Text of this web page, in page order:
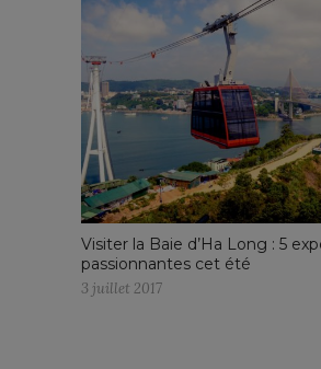
Visiter la Baie d’Ha Long : 5
passionnantes cet été
3 juillet 2017